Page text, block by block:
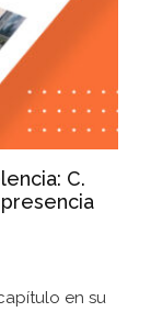
C.
en su